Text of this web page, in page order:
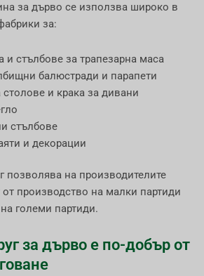
за дърво се използва широко в
за:
и стълбове за трапезарна маса
балюстради и парапети
и крака за дивани
стълбове
и декорации
позволява на производителите
производство на малки партиди
големи партиди.
за дърво е по-добър от